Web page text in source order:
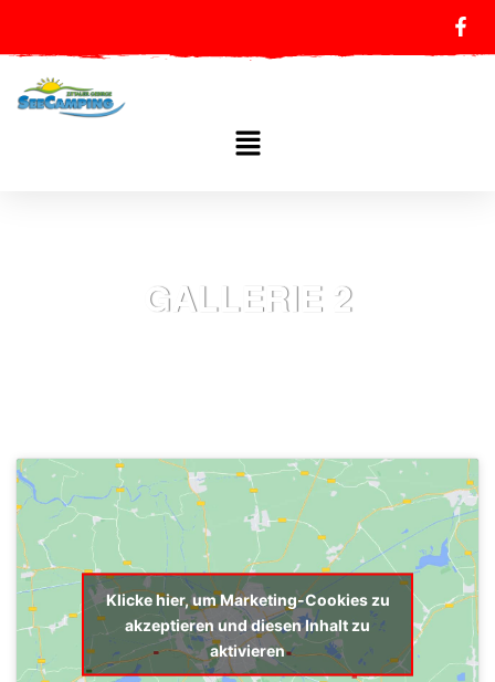
GALLERIE 2
Klicke hier, um Marketing-Cookies zu
akzeptieren und diesen Inhalt zu
aktivieren